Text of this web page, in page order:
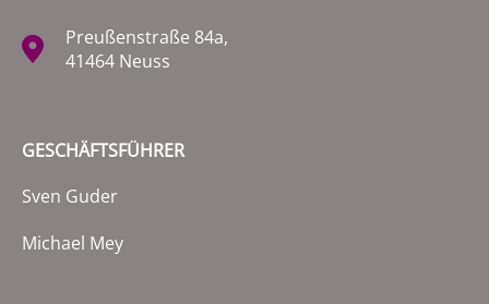
Preußenstraße 84a,
41464 Neuss
GESCHÄFTSFÜHRER
Sven Guder
Michael Mey